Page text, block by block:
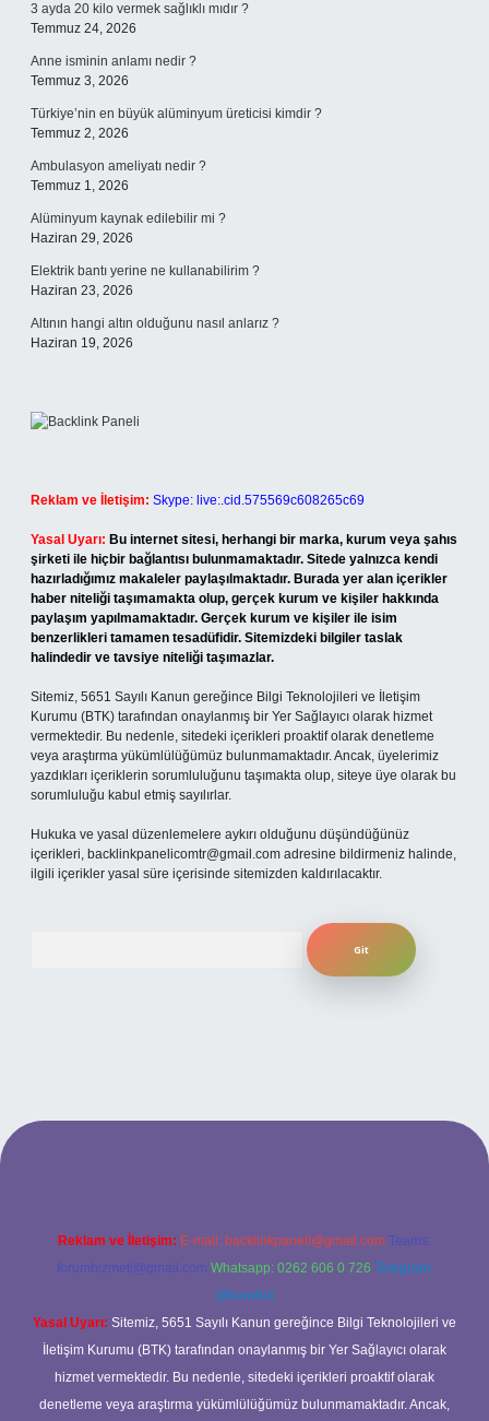
3 ayda 20 kilo vermek sağlıklı mıdır ?
Temmuz 24, 2026
Anne isminin anlamı nedir ?
Temmuz 3, 2026
Türkiye’nin en büyük alüminyum üreticisi kimdir ?
Temmuz 2, 2026
Ambulasyon ameliyatı nedir ?
Temmuz 1, 2026
Alüminyum kaynak edilebilir mi ?
Haziran 29, 2026
Elektrik bantı yerine ne kullanabilirim ?
Haziran 23, 2026
Altının hangi altın olduğunu nasıl anlarız ?
Haziran 19, 2026
Reklam ve İletişim: Skype: live:.cid.575569c608265c69
Yasal Uyarı: Bu internet sitesi, herhangi bir marka, kurum veya şahıs
şirketi ile hiçbir bağlantısı bulunmamaktadır. Sitede yalnızca kendi
hazırladığımız makaleler paylaşılmaktadır. Burada yer alan içerikler
haber niteliği taşımamakta olup, gerçek kurum ve kişiler hakkında
paylaşım yapılmamaktadır. Gerçek kurum ve kişiler ile isim
benzerlikleri tamamen tesadüfidir. Sitemizdeki bilgiler taslak
halindedir ve tavsiye niteliği taşımazlar.
Sitemiz, 5651 Sayılı Kanun gereğince Bilgi Teknolojileri ve İletişim
Kurumu (BTK) tarafından onaylanmış bir Yer Sağlayıcı olarak hizmet
vermektedir. Bu nedenle, sitedeki içerikleri proaktif olarak denetleme
veya araştırma yükümlülüğümüz bulunmamaktadır. Ancak, üyelerimiz
yazdıkları içeriklerin sorumluluğunu taşımakta olup, siteye üye olarak bu
sorumluluğu kabul etmiş sayılırlar.
Hukuka ve yasal düzenlemelere aykırı olduğunu düşündüğünüz
içerikleri, backlinkpanelicomtr@gmail.com adresine bildirmeniz halinde,
ilgili içerikler yasal süre içerisinde sitemizden kaldırılacaktır.
bahis sitesi
Reklam ve İletişim: E-mail: backlinkpaneli@gmail.com Teams:
forumhizmeti@gmail.com Whatsapp: 0262 606 0 726 Telegram:
@karabul
Yasal Uyarı: Sitemiz, 5651 Sayılı Kanun gereğince Bilgi Teknolojileri ve
İletişim Kurumu (BTK) tarafından onaylanmış bir Yer Sağlayıcı olarak
hizmet vermektedir. Bu nedenle, sitedeki içerikleri proaktif olarak
denetleme veya araştırma yükümlülüğümüz bulunmamaktadır. Ancak,